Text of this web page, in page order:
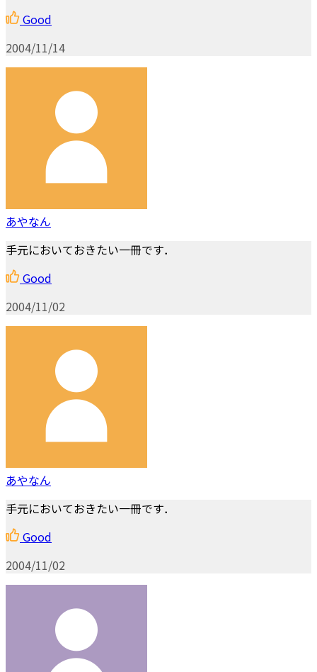
Good
2004/11/14
あやなん
手元においておきたい一冊です．
Good
2004/11/02
あやなん
手元においておきたい一冊です．
Good
2004/11/02